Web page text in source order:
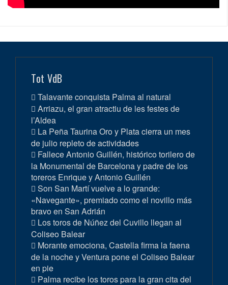
Tot VdB
Talavante conquista Palma al natural
Arriazu, el gran atractiu de les festes de
l’Aldea
La Peña Taurina Oro y Plata cierra un mes
de julio repleto de actividades
Fallece Antonio Guillén, histórico torilero de
la Monumental de Barcelona y padre de los
toreros Enrique y Antonio Guillén
Son San Martí vuelve a lo grande:
«Navegante», premiado como el novillo más
bravo en San Adrián
Los toros de Núñez del Cuvillo llegan al
Coliseo Balear
Morante emociona, Castella firma la faena
de la noche y Ventura pone el Coliseo Balear
en pie
Palma recibe los toros para la gran cita del